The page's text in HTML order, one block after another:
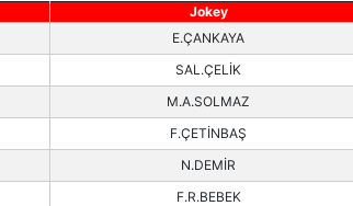
Jokey
E.ÇANKAYA
SAL.ÇELİK
M.A.SOLMAZ
F.ÇETİNBAŞ
N.DEMİR
F.R.BEBEK